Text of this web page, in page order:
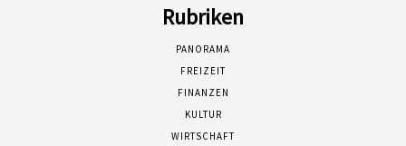
Rubriken
PANORAMA
FREIZEIT
FINANZEN
KULTUR
WIRTSCHAFT